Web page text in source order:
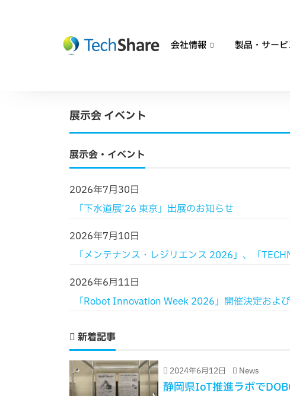
会社情報 製品・サー
展示会 イベント
展示会・イベント
2026年7月30日
「下水道展’26 東京」出展のお知らせ
2026年7月10日
「メンテナンス・レジリエンス 2026」、「
2026年6月11日
「Robot Innovation Week 2026」開催決定およ
新着記事
2024年6月12日 News
静岡県IoT推進ラボで